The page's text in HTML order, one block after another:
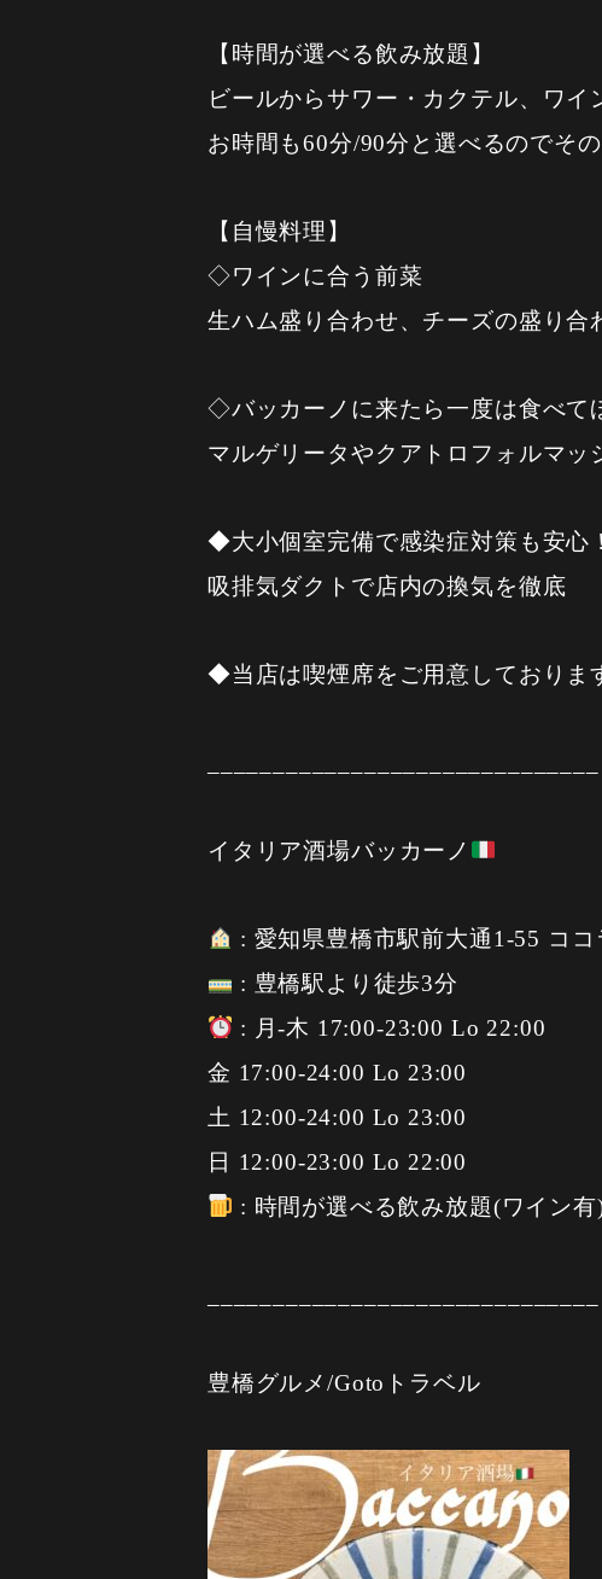
【時間が選べる飲み放題】
ビールからサワー・カクテル、ワ
お時間も60分/90分と選べるのでそ
【自慢料理】
◇ワインに合う前菜
生ハム盛り合わせ、チーズの盛り合
◇バッカーノに来たら一度は食べて
マルゲリータやクアトロフォルマッ
◆大小個室完備で感染症対策も安心！
吸排気ダクトで店内の換気を徹底
◆当店は喫煙席をご用意しておりま
イタリア酒場バッカーノ
: 愛知県豊橋市駅前大通1-55 ココ
: 豊橋駅より徒歩3分
: 月-木 17:00-23:00 Lo 22:00
金 17:00-24:00 Lo 23:00
土 12:00-24:00 Lo 23:00
日 12:00-23:00 Lo 22:00
: 時間が選べる飲み放題(ワイン有
豊橋グルメ/Gotoトラベル